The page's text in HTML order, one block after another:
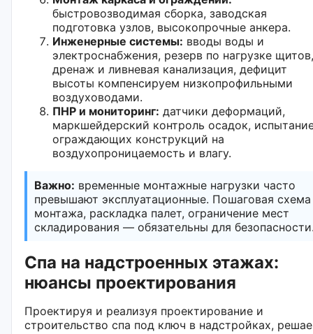
быстровозводимая сборка, заводская
подготовка узлов, высокопрочные анкера.
Инженерные системы: вводы воды и
электроснабжения, резерв по нагрузке щитов,
дренаж и ливневая канализация, дефицит
высоты компенсируем низкопрофильными
воздуховодами.
ПНР и мониторинг: датчики деформаций,
маркшейдерский контроль осадок,
ограждающих конструкций на
воздухопроницаемость и влагу.
Важно: временные монтажные нагрузки часто
превышают эксплуатационные. Пошаговая схема
монтажа, раскладка палет, ограничение мест
складирования — обязательны для
Спа на надстроенных этажах:
нюансы проектирования
Проектируя и реализуя проектирование и
строительство спа под ключ в надстройках,